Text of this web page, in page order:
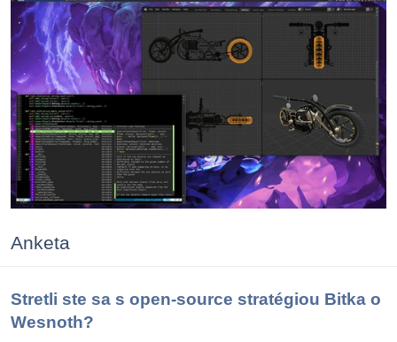
Anketa
Stretli ste sa s open-source stratégiou Bitka o
Wesnoth?